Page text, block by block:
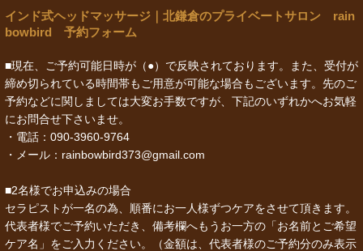
インド式ヘッドマッサージ｜北鎌倉のプライベートサロン rain
bowbird 予約フォーム
■現在、ご予約可能日時が（●）で反映されております。また、受付が
締め切られている時間帯もご用意が可能な場合もございます。先のご
予約などに関しましては大変お手数ですが、下記のいずれかへお気軽
にお問合せ下さいませ。
・電話：090-3960-9764
・メール：rainbowbird373@gmail.com
■2名様でお申込みの場合
セラピストが一名の為、順番にお一人様ずつケアをさせて頂きます。
代表者様でご予約いただき、備考欄へもうお一方の「お名前とご希望
ケア名」をご入力ください。（金額は、代表者様のご予約分のみ表示